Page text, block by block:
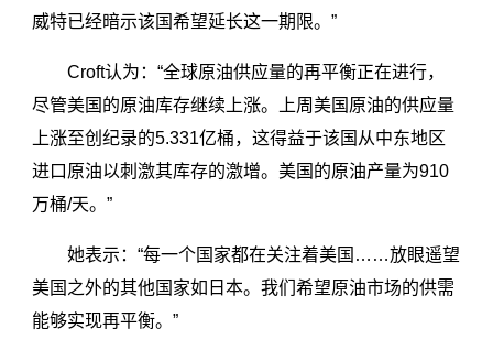
威特已经暗示该国希望延长这一期限。”
Croft认为：“全球原油供应量的再平衡正在进行，
尽管美国的原油库存继续上涨。上周美国原油的供应量
上涨至创纪录的5.331亿桶，这得益于该国从中东地区
进口原油以刺激其库存的激增。美国的原油产量为910
万桶/天。”
她表示：“每一个国家都在关注着美国……放眼遥望
美国之外的其他国家如日本。我们希望原油市场的供需
能够实现再平衡。”